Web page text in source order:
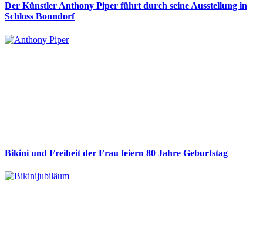
Der Künstler Anthony Piper führt durch seine Ausstellung in
Schloss Bonndorf
Bikini und Freiheit der Frau feiern 80 Jahre Geburtstag